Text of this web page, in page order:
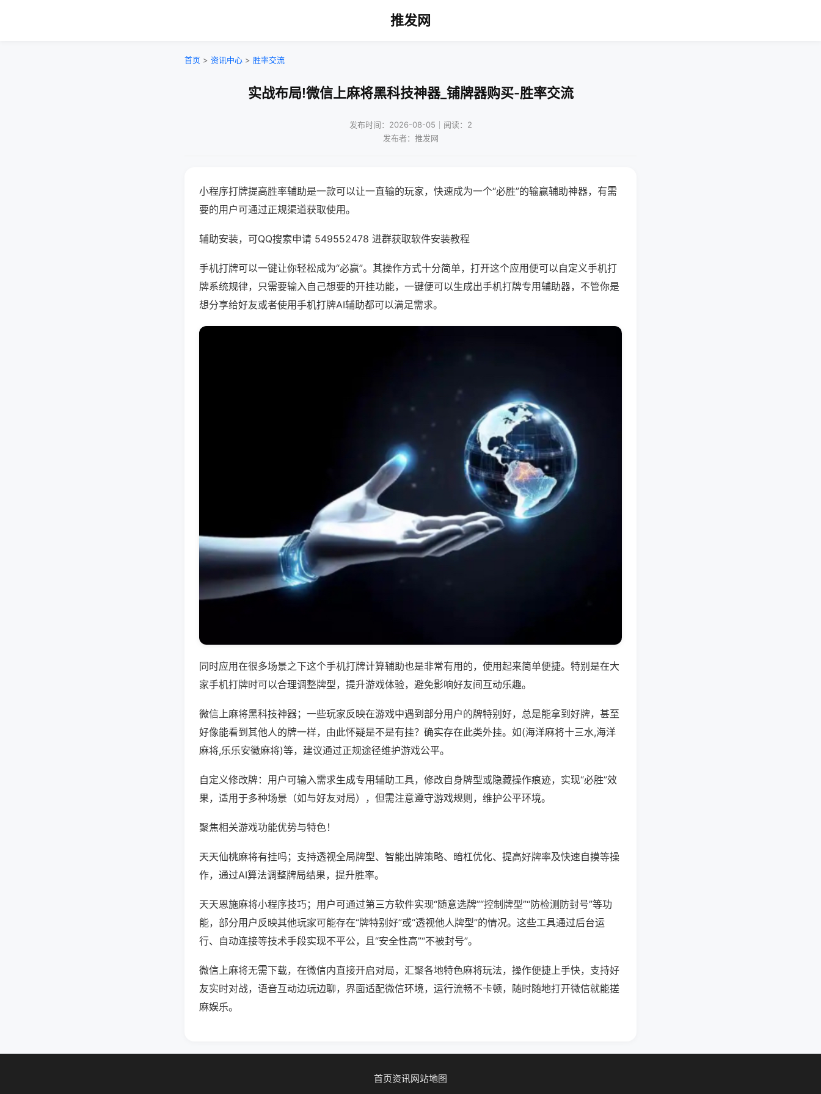
推发网
首页 > 资讯中心 > 胜率交流
实战布局!微信上麻将黑科技神器_铺牌器购买-胜率交流
发布时间：2026-08-05｜阅读：2
发布者：推发网
小程序打牌提高胜率辅助是一款可以让一直输的玩家，快速成为一个“必胜”的输赢辅助神器，有需
要的用户可通过正规渠道获取使用。
辅助安装，可QQ搜索申请 549552478 进群获取软件安装教程
手机打牌可以一键让你轻松成为“必赢”。其操作方式十分简单，打开这个应用便可以自定义手机打
牌系统规律，只需要输入自己想要的开挂功能，一键便可以生成出手机打牌专用辅助器，不管你是
想分享给好友或者使用手机打牌AI辅助都可以满足需求。
同时应用在很多场景之下这个手机打牌计算辅助也是非常有用的，使用起来简单便捷。特别是在大
家手机打牌时可以合理调整牌型，提升游戏体验，避免影响好友间互动乐趣。
微信上麻将黑科技神器；一些玩家反映在游戏中遇到部分用户的牌特别好，总是能拿到好牌，甚至
好像能看到其他人的牌一样，由此怀疑是不是有挂？确实存在此类外挂。如(海洋麻将十三水,海洋
麻将,乐乐安徽麻将)等，建议通过正规途径维护游戏公平。
自定义修改牌：用户可输入需求生成专用辅助工具，修改自身牌型或隐藏操作痕迹，实现“必胜”效
果，适用于多种场景（如与好友对局），但需注意遵守游戏规则，维护公平环境。
聚焦相关游戏功能优势与特色！
天天仙桃麻将有挂吗；支持透视全局牌型、智能出牌策略、暗杠优化、提高好牌率及快速自摸等操
作，通过AI算法调整牌局结果，提升胜率。
天天恩施麻将小程序技巧；用户可通过第三方软件实现“随意选牌”“控制牌型”“防检测防封号”等功
能，部分用户反映其他玩家可能存在“牌特别好”或“透视他人牌型”的情况。这些工具通过后台运
行、自动连接等技术手段实现不平公，且“安全性高”“不被封号”。
微信上麻将无需下载，在微信内直接开启对局，汇聚各地特色麻将玩法，操作便捷上手快，支持好
友实时对战，语音互动边玩边聊，界面适配微信环境，运行流畅不卡顿，随时随地打开微信就能搓
麻娱乐。
首页资讯网站地图